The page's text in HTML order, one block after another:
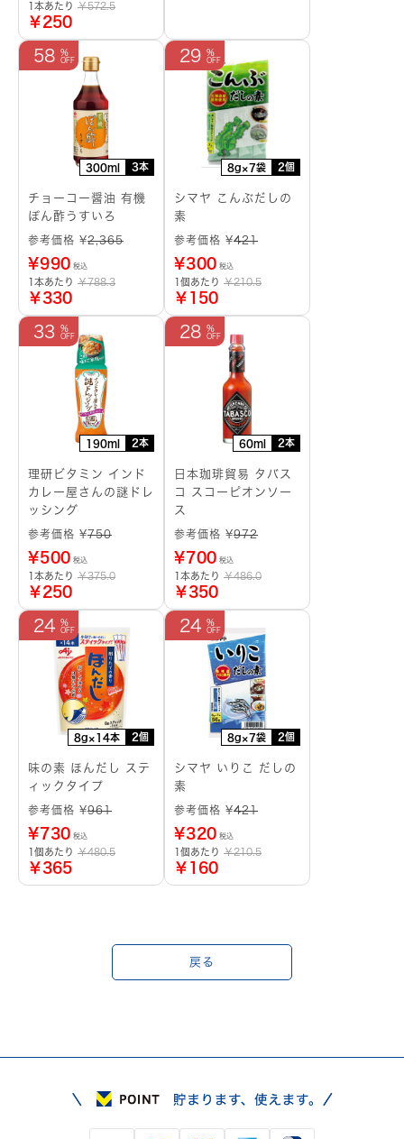
1本あたり ￥572.5
￥250
300ml 3本
58
チョーコー醤油 有機
ぽん酢うすいろ
参考価格 ¥2,365
¥990 税込
1本あたり ￥788.3
￥330
8g×7袋 2個
29
シマヤ こんぶだしの
素
参考価格 ¥421
¥300 税込
1個あたり ￥210.5
￥150
190ml 2本
33
理研ビタミン インド
カレー屋さんの謎ドレ
ッシング
参考価格 ¥750
¥500 税込
1本あたり ￥375.0
￥250
60ml 2本
28
日本珈琲貿易 タバス
コ スコーピオンソー
ス
参考価格 ¥972
¥700 税込
1本あたり ￥486.0
￥350
8g×14本 2個
24
味の素 ほんだし ステ
ィックタイプ
参考価格 ¥961
¥730 税込
1個あたり ￥480.5
￥365
8g×7袋 2個
24
シマヤ いりこ だしの
素
参考価格 ¥421
¥320 税込
1個あたり ￥210.5
￥160
戻る